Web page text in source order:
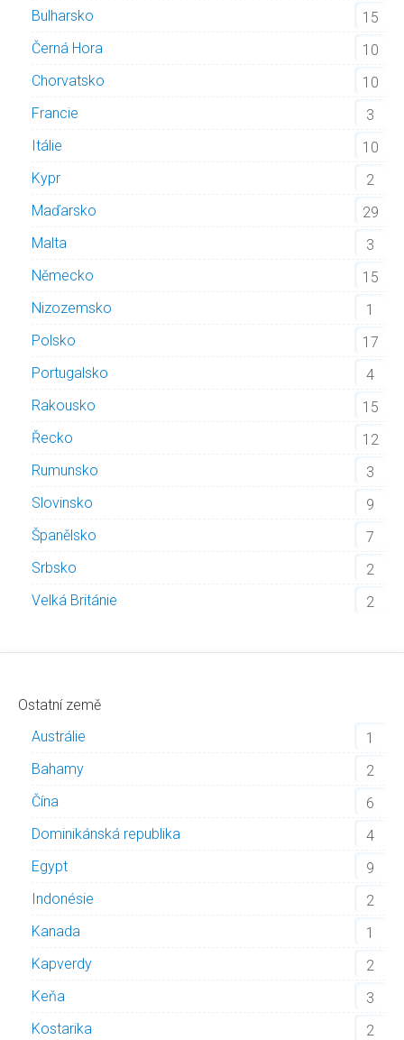
Bulharsko
15
Černá Hora
10
Chorvatsko
10
Francie
3
Itálie
10
Kypr
2
Maďarsko
29
Malta
3
Německo
15
Nizozemsko
1
Polsko
17
Portugalsko
4
Rakousko
15
Řecko
12
Rumunsko
3
Slovinsko
9
Španělsko
7
Srbsko
2
Velká Británie
2
Ostatní země
Austrálie
1
Bahamy
2
Čína
6
Dominikánská republika
4
Egypt
9
Indonésie
2
Kanada
1
Kapverdy
2
Keňa
3
Kostarika
2